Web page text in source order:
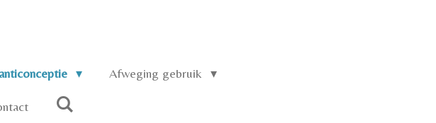
Afweging gebruik